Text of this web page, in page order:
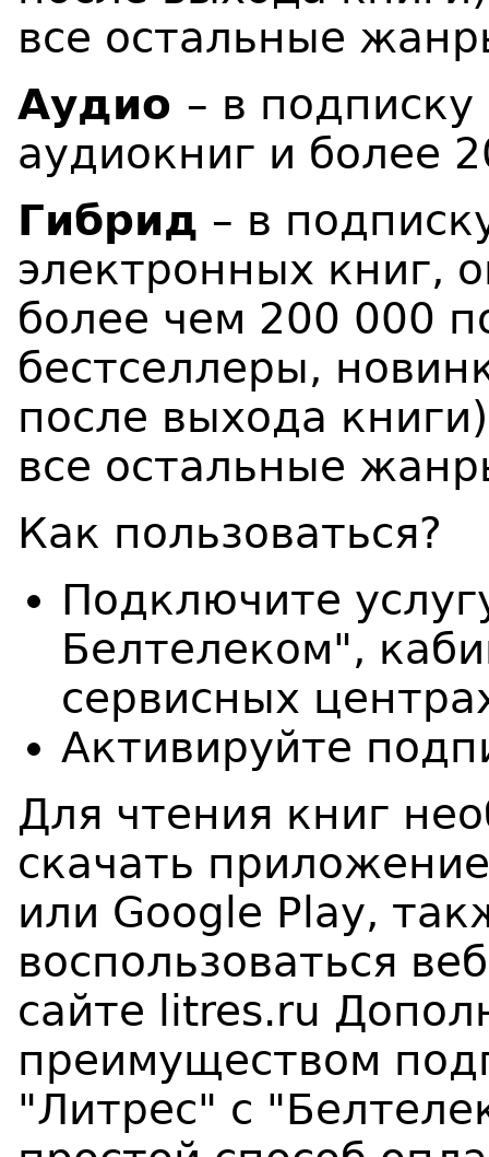
все остальные
Аудио – в
аудиокниг и более
Гибрид – в
электронных книг,
более чем 200 000
бестселлеры,
после выхода
все остальные
Как пользоваться?
Подключите
Белтелеком",
сервисных
Активируйте
Для чтения книг
скачать
или Google Play,
воспользоваться
сайте litres.ru
преимуществом
"Литрес" с